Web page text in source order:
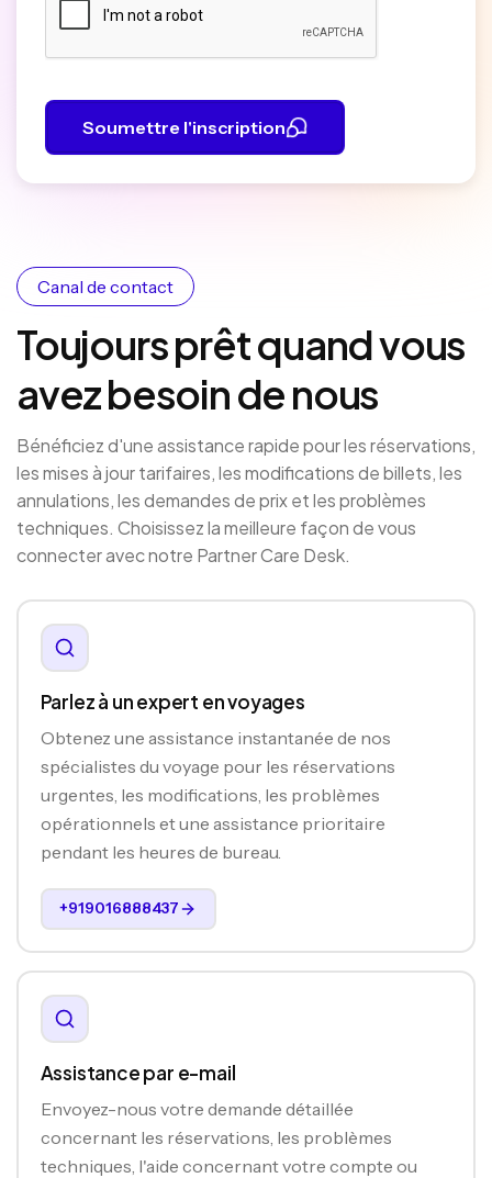
Soumettre l'inscription
Canal de contact
Toujours prêt quand vous
avez besoin de nous
Bénéficiez d'une assistance rapide pour les réservations,
les mises à jour tarifaires, les modifications de billets, les
annulations, les demandes de prix et les problèmes
techniques. Choisissez la meilleure façon de vous
connecter avec notre Partner Care Desk.
Parlez à un expert en voyages
Obtenez une assistance instantanée de nos
spécialistes du voyage pour les réservations
urgentes, les modifications, les problèmes
opérationnels et une assistance prioritaire
pendant les heures de bureau.
+919016888437
Assistance par e-mail
Envoyez-nous votre demande détaillée
concernant les réservations, les problèmes
techniques, l'aide concernant votre compte ou